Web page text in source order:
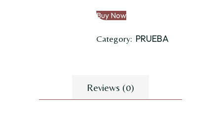
Buy Now
Category: PRUEBA
Reviews (0)